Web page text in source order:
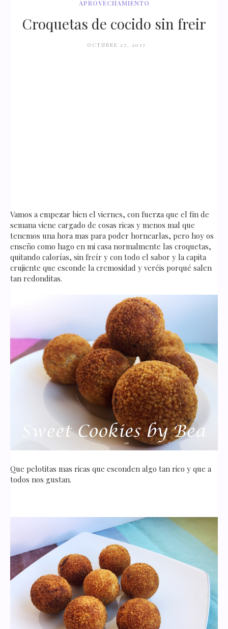
APROVECHAMIENTO
Croquetas de cocido sin freir
OCTUBRE 27, 2017
Vamos a empezar bien el viernes, con fuerza que el fin de
semana viene cargado de cosas ricas y menos mal que
tenemos una hora mas para poder hornearlas, pero hoy os
enseño como hago en mi casa normalmente las croquetas,
quitando calorías, sin freír y con todo el sabor y la capita
crujiente que esconde la cremosidad y veréis porqué salen
tan redonditas.
Que pelotitas mas ricas que esconden algo tan rico y que a
todos nos gustan.